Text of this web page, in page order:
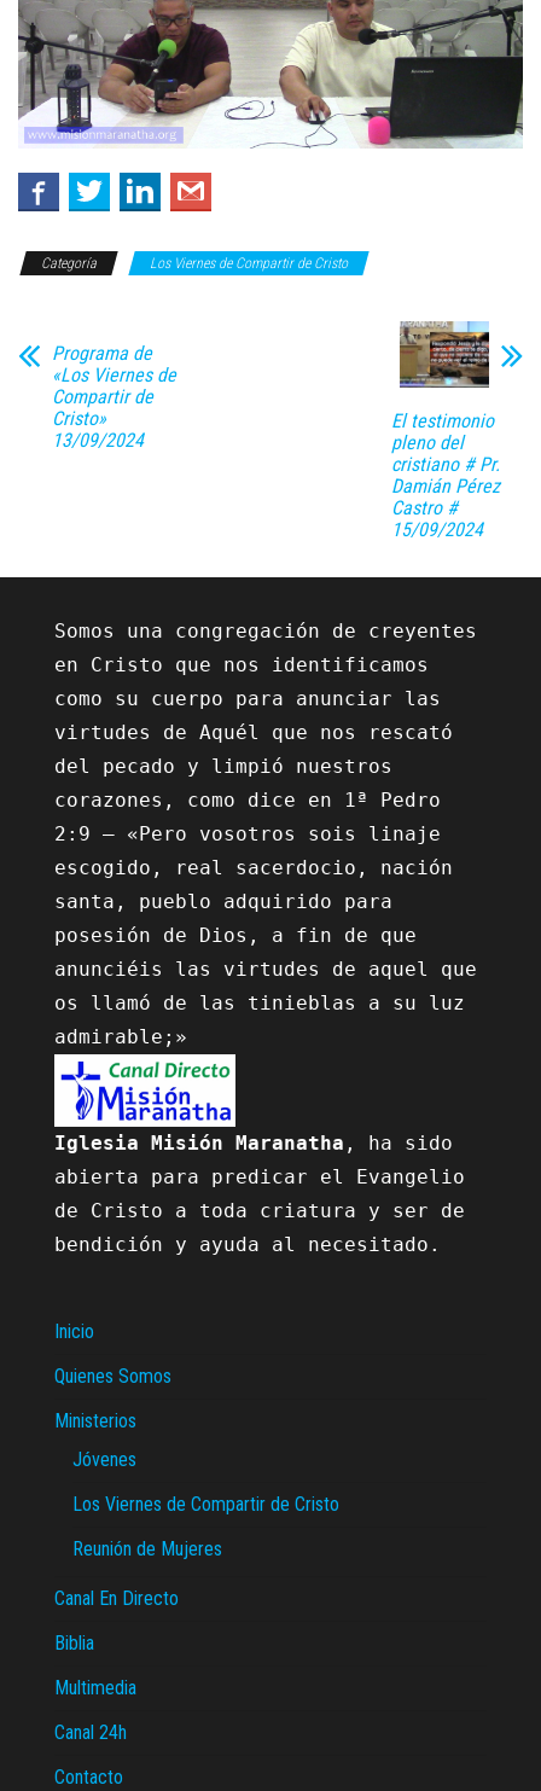
Categoría Los Viernes de Compartir de Cristo
Programa de
«Los Viernes de
Compartir de
Cristo»
13/09/2024
El testimonio
pleno del
cristiano # Pr.
Damián Pérez
Castro #
15/09/2024
Somos una congregación de creyentes
en Cristo que nos identificamos
como su cuerpo para anunciar las
virtudes de Aquél que nos rescató
del pecado y limpió nuestros
corazones, como dice en 1ª Pedro
2:9 – «Pero vosotros sois linaje
escogido, real sacerdocio, nación
santa, pueblo adquirido para
posesión de Dios, a fin de que
anunciéis las virtudes de aquel que
os llamó de las tinieblas a su luz
Iglesia Misión Maranatha , ha sido
abierta para predicar el Evangelio
de Cristo a toda criatura y ser de
bendición y ayuda al necesitado.
Inicio
Quienes Somos
Ministerios
Jóvenes
Los Viernes de Compartir de Cristo
Reunión de Mujeres
Canal En Directo
Biblia
Multimedia
Canal 24h
Contacto